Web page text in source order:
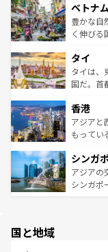
参照して
容にもい
照してほ
き、地方
できる。
まで、さ
リティに
覧を参照
ベトナ
豊かな自
く伸びる
急速な発
ーチミン
醸し出し
とつ。フ
ひ現地で
が旅行者
参照して
タイ
タイは、
国だ。首
の活気が
帯で自然
いビーチ
激する。
が待って
た文化、
香港
アジアと
もってい
み、どこ
ており、
うな絶景
シンガ
アジアの
シンガポ
国と地域